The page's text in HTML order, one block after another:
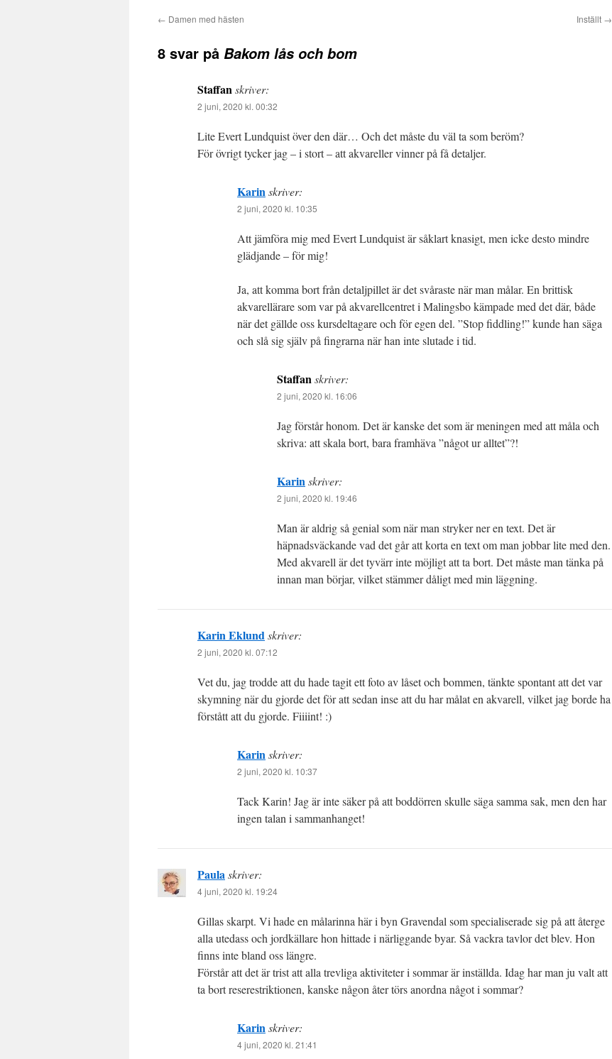
← Damen med hästen Inställt →
8 svar på Bakom lås och bom
Staffanskriver:
2 juni, 2020 kl. 00:32
Lite Evert Lundquist över den där… Och det måste du väl ta som beröm?
För övrigt tycker jag – i stort – att akvareller vinner på få detaljer.
Karinskriver:
2 juni, 2020 kl. 10:35
Att jämföra mig med Evert Lundquist är såklart knasigt, men icke desto mindre
glädjande – för mig!
Ja, att komma bort från detaljpillet är det svåraste när man målar. En brittisk
akvarellärare som var på akvarellcentret i Malingsbo kämpade med det där, både
när det gällde oss kursdeltagare och för egen del. ”Stop fiddling!” kunde han säga
och slå sig själv på fingrarna när han inte slutade i tid.
Staffanskriver:
2 juni, 2020 kl. 16:06
Jag förstår honom. Det är kanske det som är meningen med att måla och
skriva: att skala bort, bara framhäva ”något ur alltet”?!
Karinskriver:
2 juni, 2020 kl. 19:46
Man är aldrig så genial som när man stryker ner en text. Det är
häpnadsväckande vad det går att korta en text om man jobbar lite med den.
Med akvarell är det tyvärr inte möjligt att ta bort. Det måste man tänka på
innan man börjar, vilket stämmer dåligt med min läggning.
Karin Eklundskriver:
2 juni, 2020 kl. 07:12
Vet du, jag trodde att du hade tagit ett foto av låset och bommen, tänkte spontant att det var
skymning när du gjorde det för att sedan inse att du har målat en akvarell, vilket jag borde ha
förstått att du gjorde. Fiiiint! :)
Karinskriver:
2 juni, 2020 kl. 10:37
Tack Karin! Jag är inte säker på att boddörren skulle säga samma sak, men den har
ingen talan i sammanhanget!
Paulaskriver:
4 juni, 2020 kl. 19:24
Gillas skarpt. Vi hade en målarinna här i byn Gravendal som specialiserade sig på att återge
alla utedass och jordkällare hon hittade i närliggande byar. Så vackra tavlor det blev. Hon
finns inte bland oss längre.
Förstår att det är trist att alla trevliga aktiviteter i sommar är inställda. Idag har man ju valt att
ta bort reserestriktionen, kanske någon åter törs anordna något i sommar?
Karinskriver:
4 juni, 2020 kl. 21:41